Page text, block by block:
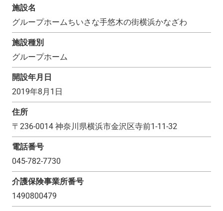
施設名
グループホームちいさな手悠木の街横浜かなざわ
施設種別
グループホーム
開設年月日
2019年8月1日
住所
〒 236-0014 神奈川県横浜市金沢区寺前1-11-32
電話番号
045-782-7730
介護保険事業所番号
1490800479